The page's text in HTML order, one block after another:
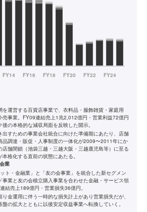
を運営する百貨店事業で、衣料品・服飾雑貨・家庭用
売事業。FY09連結売上1兆2,012億円・営業利益72億円
の本格的な減収局面を反映した開示。
出すための事業会社統合に向けた準備期にあたり、店舗
品調達・販促・人事制度の一体化が2009〜2011年にか
店舗閉鎖（池袋三越・三越大阪・三越鹿児島等）に至る
格化する直前の状態にあたる。
業
ト・金融業」と「友の会事業」を統合した新セグメン
事業と友の会積立購入事業を合わせた金融・サービス領
結売上189億円・営業損失36億円。
金運用に伴う一時的な損失計上があり営業損失だが、
の拡大とともに以後安定収益事業へ転換していく。